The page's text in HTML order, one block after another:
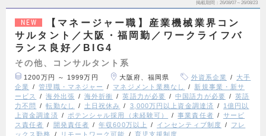
掲載期間 26/08/07～26/08/23
NEW
【マネージャー職】産業機械業界コン
サルタント／大阪・福岡勤／ワークライフバ
ランス良好／BIG4
その他、コンサルタント系
1200万円 ～ 1999万円 大阪府、福岡県 外資系企業
大手
企業
管理職・マネジャー マネジメント業務なし
新規事業・新サ
ービス
海外出張 海外折衝 英語力が必要 中国語力が必要
英語
力不問
転勤なし 土日祝休み 3,000万円以上資金調達済
1億円以
上資金調達済
ポテンシャル採用（未経験可） 事業責任者
サービ
ス責任者
開発責任者 年収600万以上 インセンティブ制度
フレ
ックス勤務
リモートワーク可能 育児支援制度